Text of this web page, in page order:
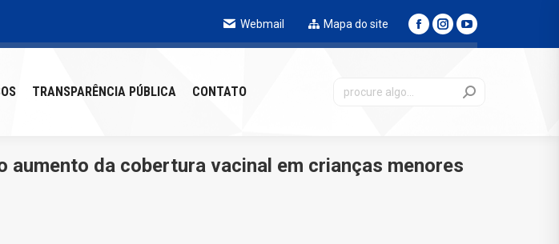
Webmail Mapa do site
TRANSPARÊNCIA PÚBLICA CONTATO
da cobertura vacinal em crianças menores
CONTATO